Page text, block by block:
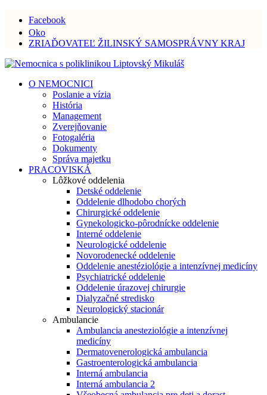
Facebook
Oko
ZRIAĎOVATEĽ ŽILINSKÝ SAMOSPRÁVNY KRAJ
O NEMOCNICI
Poslanie a vízia
História
Management
Zverejňovanie
Fotogaléria
Dokumenty
Správa majetku
PRACOVISKÁ
Lôžkové oddelenia
Detské oddelenie
Oddelenie dlhodobo chorých
Chirurgické oddelenie
Gynekologicko-pôrodnícke oddelenie
Interné oddelenie
Neurologické oddelenie
Novorodenecké oddelenie
Oddelenie anestéziológie a intenzívnej medicíny
Psychiatrické oddelenie
Oddelenie úrazovej chirurgie
Dialyzačné stredisko
Neurologický stacionár
Ambulancie
Ambulancia anesteziológie a intenzívnej
medicíny
Dermatovenerologická ambulancia
Gastroenterologická ambulancia
Interná ambulancia
Interná ambulancia 2